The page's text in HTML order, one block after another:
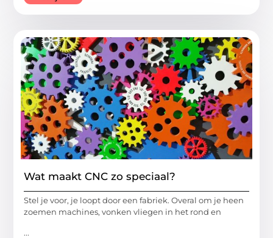
Wat maakt CNC zo speciaal?
Stel je voor, je loopt door een fabriek. Overal om je heen
zoemen machines, vonken vliegen in het rond en
...